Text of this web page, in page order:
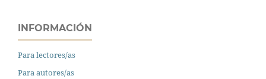
INFORMACIÓN
Para lectores/as
Para autores/as